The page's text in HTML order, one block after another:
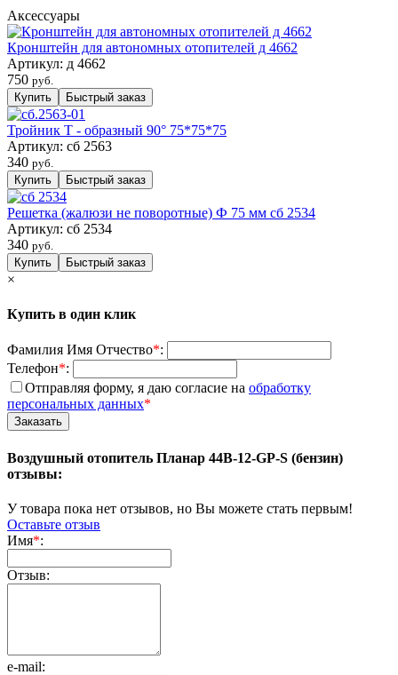
Аксессуары
Кронштейн для автономных отопителей д 4662
Артикул: д 4662
750 руб.
Тройник Т - образный 90° 75*75*75
Артикул: сб 2563
340 руб.
Решетка (жалюзи не поворотные) Ф 75 мм сб 2534
Артикул: сб 2534
340 руб.
×
Купить в один клик
Фамилия Имя Отчество*:
Телефон*:
Отправляя форму, я даю согласие на обработку
персональных данных*
Воздушный отопитель Планар 44B-12-GP-S (бензин)
отзывы:
У товара пока нет отзывов, но Вы можете стать первым!
Оставьте отзыв
Имя*:
Отзыв:
e-mail: